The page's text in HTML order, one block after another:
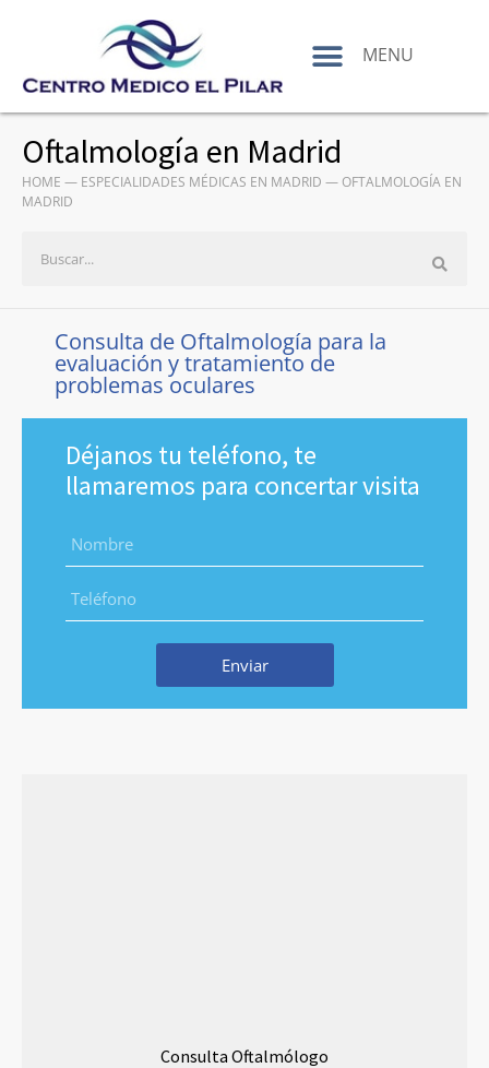
MENU
Oftalmología en Madrid
HOME — ESPECIALIDADES MÉDICAS EN MADRID — OFTALMOLOGÍA EN
MADRID
Consulta de Oftalmología para la
evaluación y tratamiento de
problemas oculares
Déjanos tu teléfono, te
llamaremos para concertar visita
Enviar
Consulta Oftalmólogo